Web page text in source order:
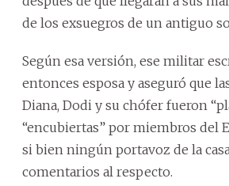
de los exsuegros de un antiguo
Según esa versión, ese militar
entonces esposa y aseguró que
Diana, Dodi y su chófer fueron
“encubiertas” por miembros del
si bien ningún portavoz de la
comentarios al respecto.